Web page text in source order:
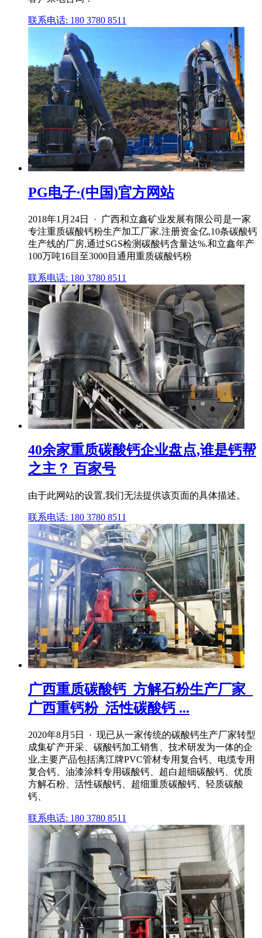
联系电话: 180 3780 8511
PG电子·(中国)官方网站
2018年1月24日 · 广西和立鑫矿业发展有限公司是一家
专注重质碳酸钙粉生产加工厂家.注册资金亿,10条碳酸钙
生产线的厂房,通过SGS检测碳酸钙含量达%.和立鑫年产
100万吨16目至3000目通用重质碳酸钙粉
联系电话: 180 3780 8511
40余家重质碳酸钙企业盘点,谁是钙帮
之主？ 百家号
由于此网站的设置,我们无法提供该页面的具体描述。
联系电话: 180 3780 8511
广西重质碳酸钙_方解石粉生产厂家_
广西重钙粉_活性碳酸钙 ...
2020年8月5日 · 现已从一家传统的碳酸钙生产厂家转型
成集矿产开采、碳酸钙加工销售、技术研发为一体的企
业,主要产品包括漓江牌PVC管材专用复合钙、电缆专用
复合钙、油漆涂料专用碳酸钙、超白超细碳酸钙、优质
方解石粉、活性碳酸钙、超细重质碳酸钙、轻质碳酸
钙、
联系电话: 180 3780 8511